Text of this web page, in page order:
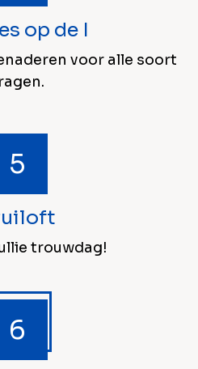
op de I
voor alle soort
trouwdag!